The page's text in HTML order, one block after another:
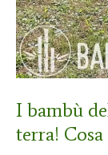
I bambù
terra! Cosa
invadono
la
mia
terra!
Cosa
fare?